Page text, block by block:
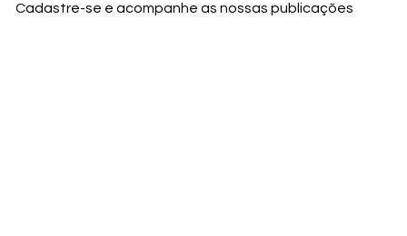
Cadastre-se e acompanhe as nossas publicações